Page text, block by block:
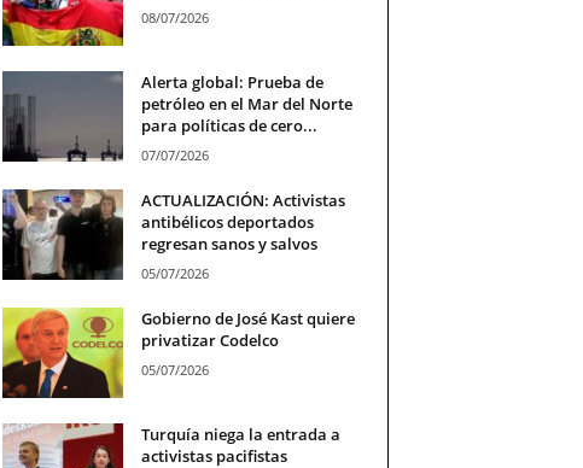
08/07/2026
Alerta global: Prueba de
petróleo en el Mar del Norte
para políticas de cero...
07/07/2026
ACTUALIZACIÓN: Activistas
antibélicos deportados
regresan sanos y salvos
05/07/2026
Gobierno de José Kast quiere
privatizar Codelco
05/07/2026
Turquía niega la entrada a
activistas pacifistas